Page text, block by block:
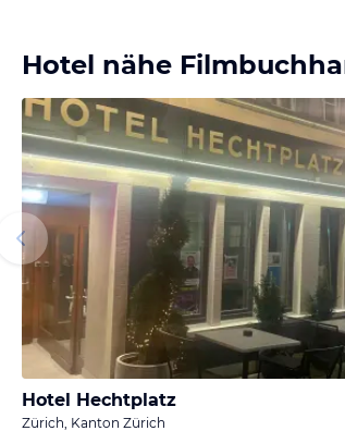
Hotel nähe
Hotel Hechtplatz
Zürich, Kanton Zürich